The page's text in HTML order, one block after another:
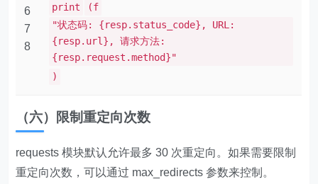
6
7
8
print
(f
"状态码: {resp.status_code}, URL:
{resp.url}, 请求方法:
{resp.request.method}"
)
（六）限制重定向次数
requests 模块默认允许最多 30 次重定向。如果需要限制
重定向次数，可以通过 max_redirects 参数来控制。